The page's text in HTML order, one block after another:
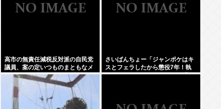
高市の無責任減税反対派の自民党
議員、案の定いつものまともなメ
ンツだったwww
さいばんちょー「ジャンポケはキ
スとフェラしたから懲役7年！執
行猶予なし！」←殺人並みに重く